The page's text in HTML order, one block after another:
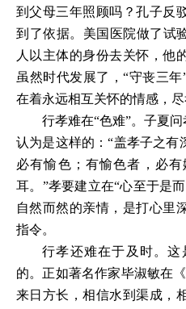
到父母三年照顾吗？孔子反
到了依据。美国医院做了
人以主体的身份去关怀，他
虽然时代发展了，“守丧三
在着永远相互关怀的情感，尽
行孝难在“色难”。子夏
认为是这样的：“盖孝子之有
必有愉色；有愉色者，必
耳。”孝要建立在“心至于是
自然而然的亲情，是打心里
指令。
行孝还难在于及时。
的。正如著名作家毕淑敏在
来日方长，相信水到渠成，